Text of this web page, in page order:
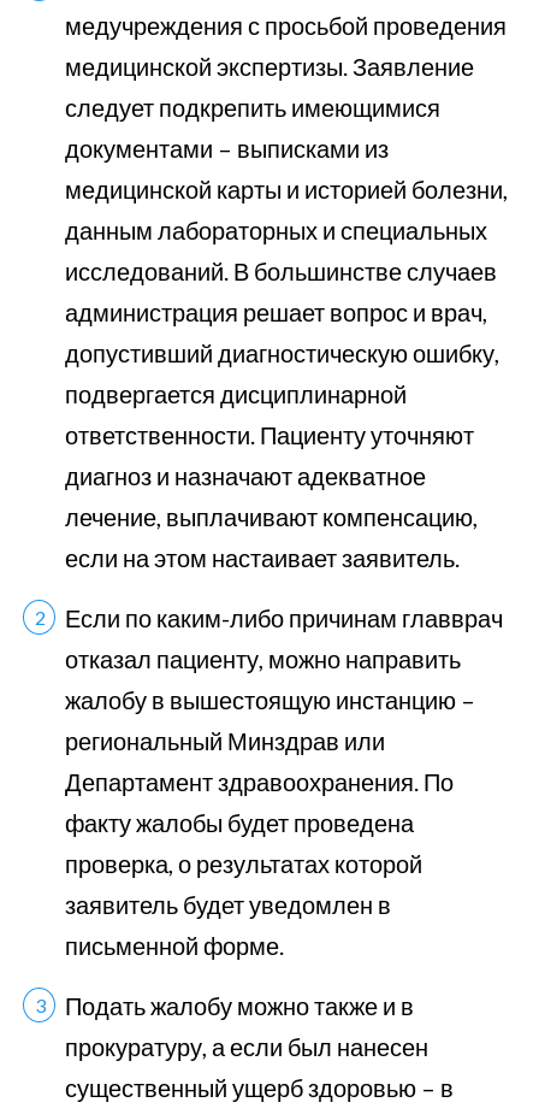
медучреждения с просьбой проведения
медицинской экспертизы. Заявление
следует подкрепить имеющимися
документами – выписками из
медицинской карты и историей болезни,
данным лабораторных и специальных
исследований. В большинстве случаев
администрация решает вопрос и врач,
допустивший диагностическую ошибку,
подвергается дисциплинарной
ответственности. Пациенту уточняют
диагноз и назначают адекватное
лечение, выплачивают компенсацию,
если на этом настаивает заявитель.
Если по каким-либо причинам главврач
отказал пациенту, можно направить
жалобу в вышестоящую инстанцию –
региональный Минздрав или
Департамент здравоохранения. По
факту жалобы будет проведена
проверка, о результатах которой
заявитель будет уведомлен в
письменной форме.
Подать жалобу можно также и в
прокуратуру, а если был нанесен
существенный ущерб здоровью – в